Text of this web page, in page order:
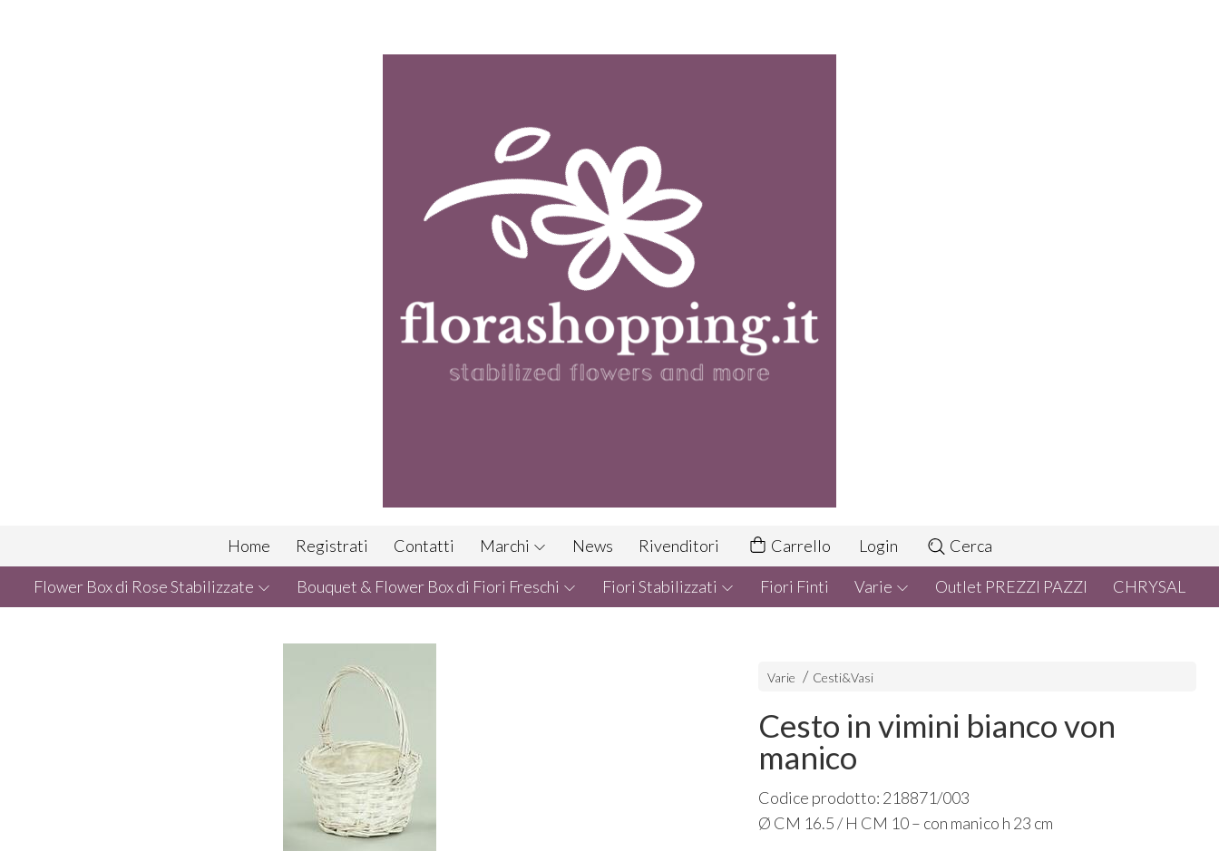
Home Registrati Contatti Marchi News Rivenditori Carrello Login Cerca
Flower Box di Rose Stabilizzate Bouquet & Flower Box di Fiori Freschi Fiori Stabilizzati Fiori Finti Varie Outlet PREZZI PAZZI CHRYSAL
Varie Cesti&Vasi
Cesto in vimini bianco von
manico
Codice prodotto: 218871/003
Ø CM 16.5 / H CM 10 – con manico h 23 cm